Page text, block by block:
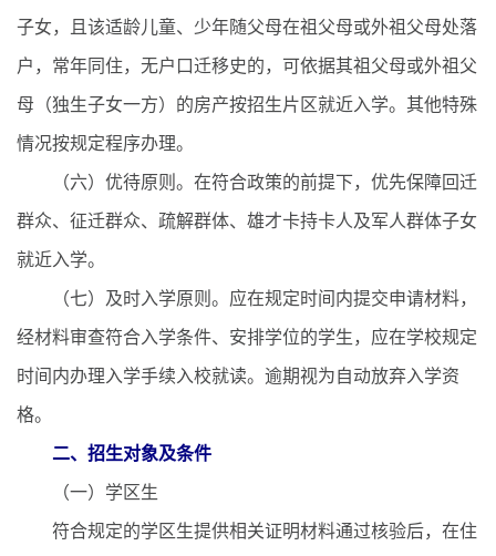
子女，且该适龄儿童、少年随父母在祖父母或外祖父母处落
户，常年同住，无户口迁移史的，可依据其祖父母或外祖父
母（独生子女一方）的房产按招生片区就近入学。其他特殊
情况按规定程序办理。
（六）优待原则。在符合政策的前提下，优先保障回迁
群众、征迁群众、疏解群体、雄才卡持卡人及军人群体子女
就近入学。
（七）及时入学原则。应在规定时间内提交申请材料，
经材料审查符合入学条件、安排学位的学生，应在学校规定
时间内办理入学手续入校就读。逾期视为自动放弃入学资
格。
二、招生对象及条件
（一）学区生
符合规定的学区生提供相关证明材料通过核验后，在住